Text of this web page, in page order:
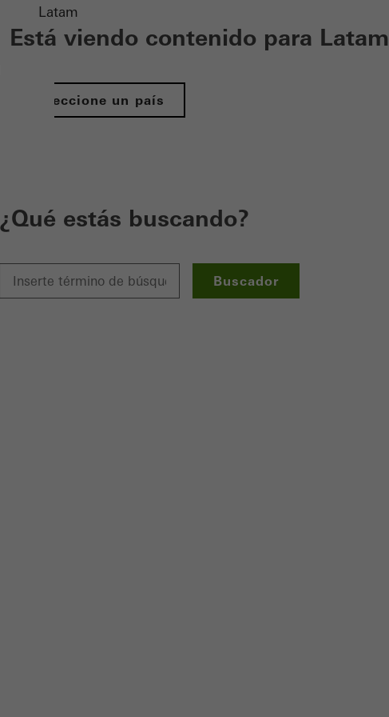
Latam
Está viendo contenido para Latam
Seleccione un país
¿Qué estás buscando?
Buscador